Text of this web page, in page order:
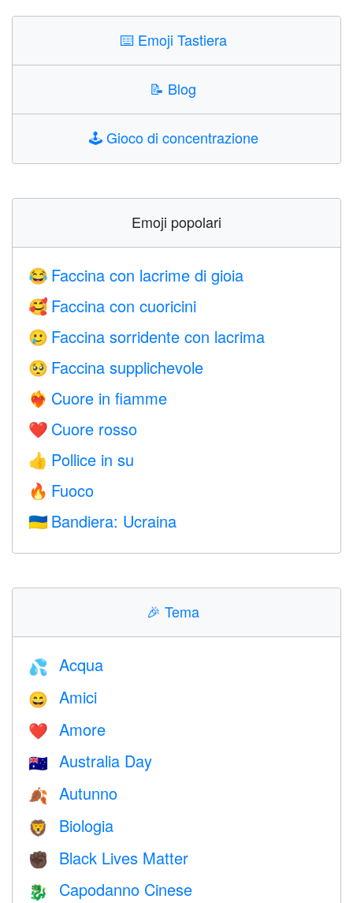
⌨️ Emoji Tastiera
📝 Blog
🕹️Gioco di concentrazione
Emoji popolari
😂 Faccina con lacrime di gioia
🥰 Faccina con cuoricini
🥲 Faccina sorridente con lacrima
🥺 Faccina supplichevole
❤️‍🔥 Cuore in fiamme
❤️ Cuore rosso
👍 Pollice in su
🔥 Fuoco
🇺🇦 Bandiera: Ucraina
🎉 Tema
💦 Acqua
😄 Amici
❤️️ Amore
🇦🇺 Australia Day
🍂 Autunno
🦁 Biologia
✊🏿 Black Lives Matter
🐉 Capodanno Cinese